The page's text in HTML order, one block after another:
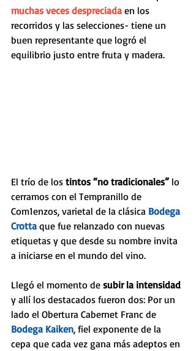
muchas veces despreciada en los
recorridos y las selecciones- tiene un
buen representante que logró el
equilibrio justo entre fruta y madera.
El trío de los tintos “no tradicionales” lo
cerramos con el Tempranillo de
Com1enzos, varietal de la clásica Bodega
Crotta que fue relanzado con nuevas
etiquetas y que desde su nombre invita
a iniciarse en el mundo del vino.
Llegó el momento de subir la intensidad
y allí los destacados fueron dos: Por un
lado el Obertura Cabernet Franc de
Bodega Kaiken, fiel exponente de la
cepa que cada vez gana más adeptos en